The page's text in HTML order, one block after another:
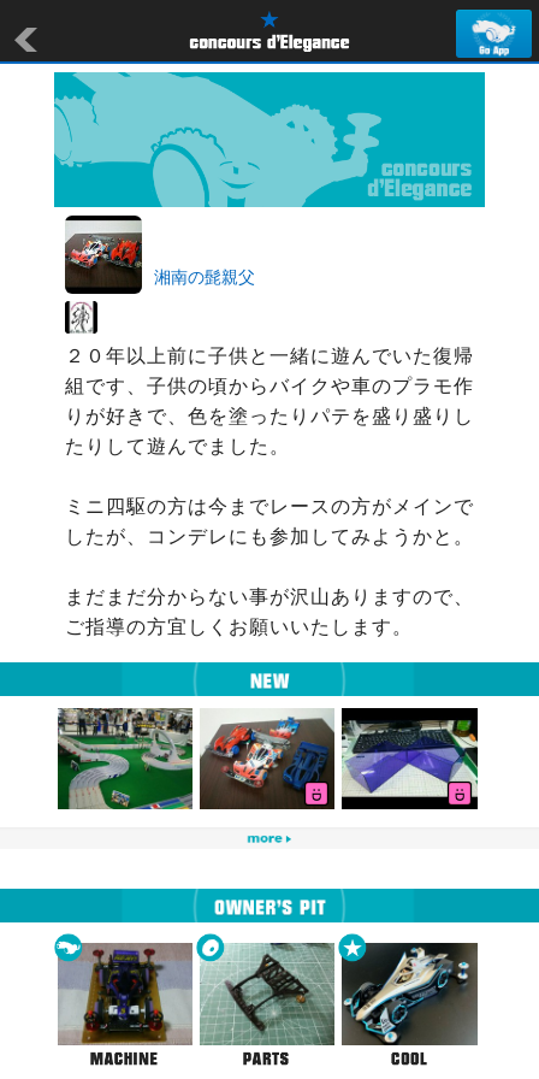
湘南の髭親父
２０年以上前に子供と一緒に遊んでいた復帰
組です、子供の頃からバイクや車のプラモ作
りが好きで、色を塗ったりパテを盛り盛りし
たりして遊んでました。
ミニ四駆の方は今までレースの方がメインで
したが、コンデレにも参加してみようかと。
まだまだ分からない事が沢山ありますので、
ご指導の方宜しくお願いいたします。